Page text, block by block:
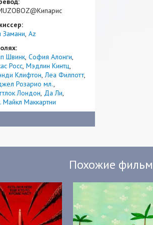
Замани Az
Швинк София Алонги
Росс Мэдлин Кинтц
Клифтон Леа Филпотт
Розарио мл.
Лондон Да Ли
Майкл Маккартни
Похожие